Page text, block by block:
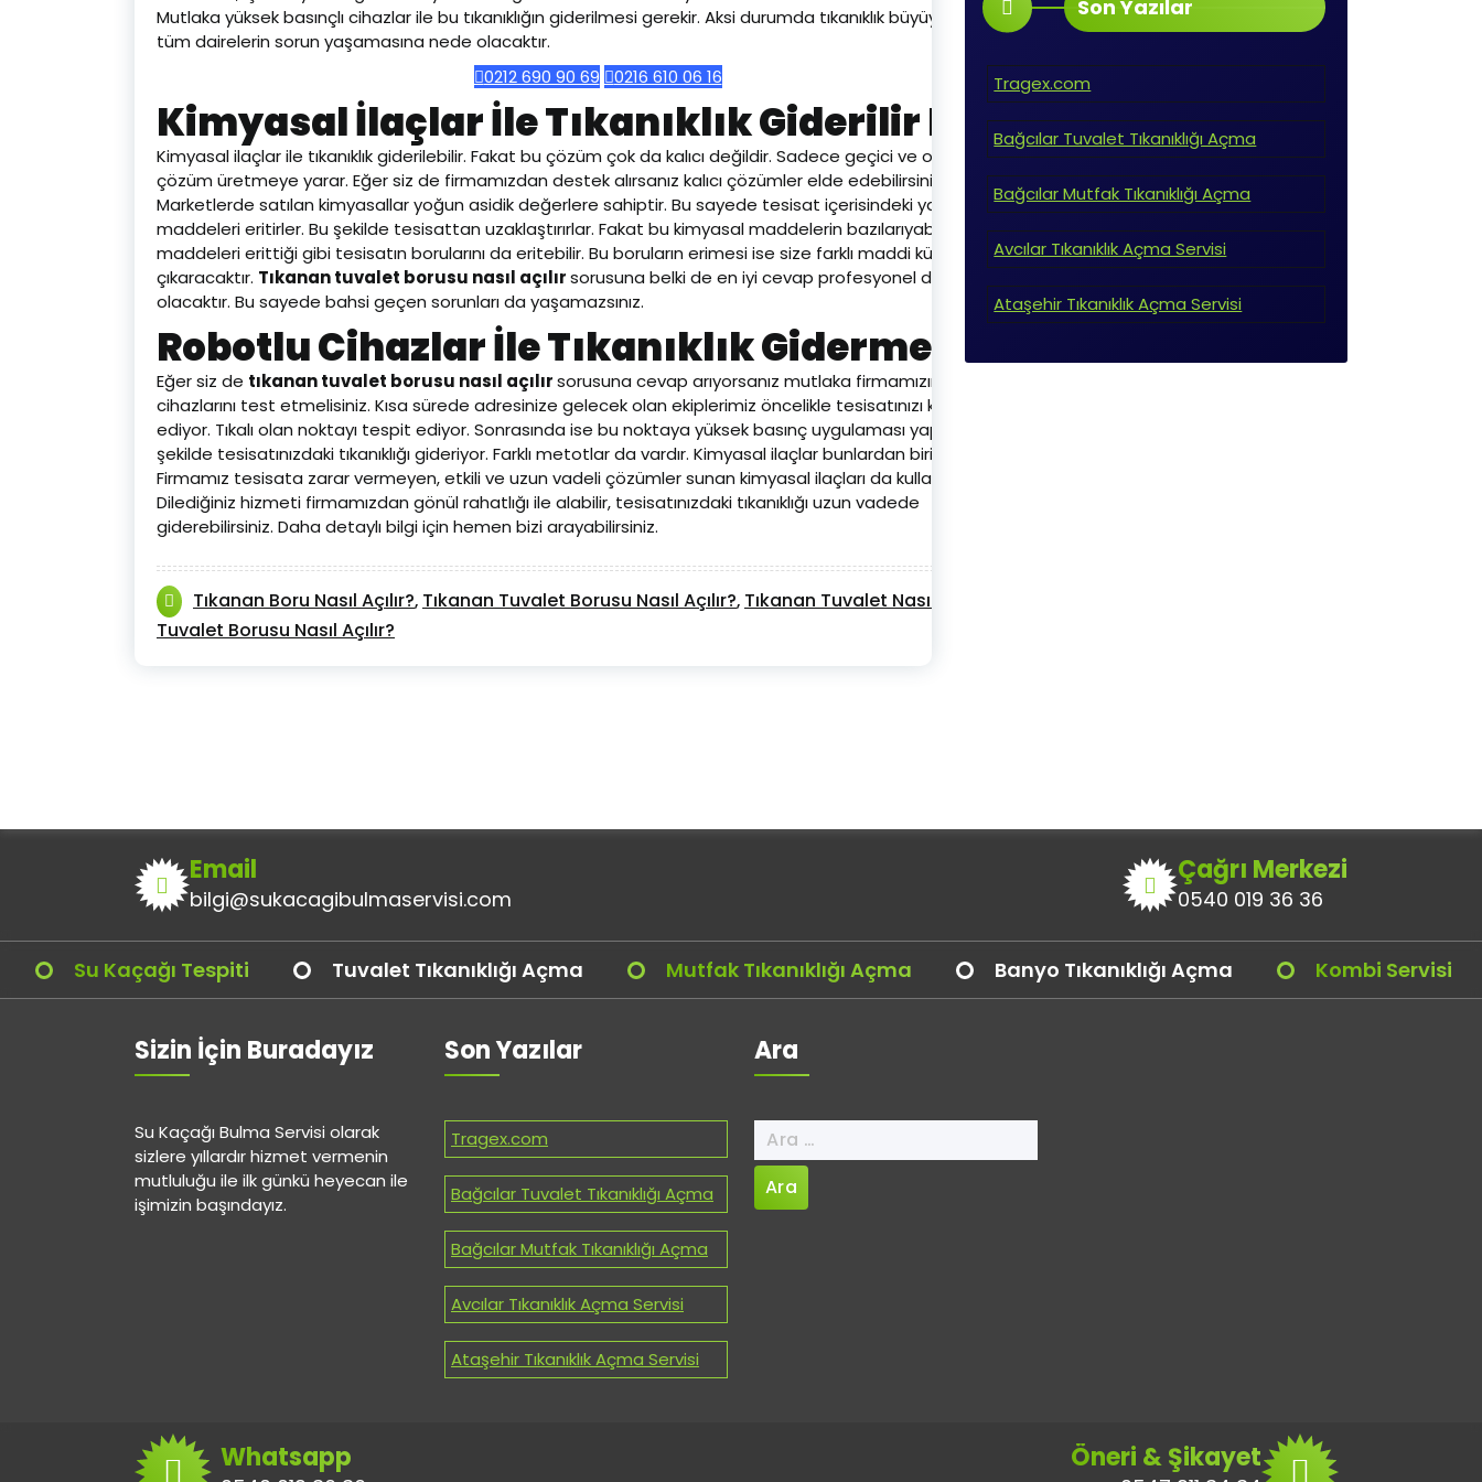
Mutlaka yüksek basınçlı cihazlar ile bu tıkanıklığın giderilmesi gerekir. Aksi durumda tıkanıklık büyüyecek ve
tüm dairelerin sorun yaşamasına nede olacaktır.
0212 690 90 69
0216 610 06 16
Kimyasal İlaçlar İle Tıkanıklık Giderilir Mi?
Kimyasal ilaçlar ile tıkanıklık giderilebilir. Fakat bu çözüm çok da kalıcı değildir. Sadece geçici ve o an için bir
çözüm üretmeye yarar. Eğer siz de firmamızdan destek alırsanız kalıcı çözümler elde edebilirsiniz.
Marketlerde satılan kimyasallar yoğun asidik değerlere sahiptir. Bu sayede tesisat içerisindeki yabancı
maddeleri eritirler. Bu şekilde tesisattan uzaklaştırırlar. Fakat bu kimyasal maddelerin bazılarıyabancı
maddeleri erittiği gibi tesisatın borularını da eritebilir. Bu boruların erimesi ise size farklı maddi külfetler
çıkaracaktır. Tıkanan tuvalet borusu nasıl açılırsorusuna belki de en iyi cevap profesyonel destek almak
olacaktır. Bu sayede bahsi geçen sorunları da yaşamazsınız.
Robotlu Cihazlar İle Tıkanıklık Giderme
Eğer siz de tıkanan tuvalet borusu nasıl açılırsorusuna cevap arıyorsanız mutlaka firmamızın robotlu
cihazlarını test etmelisiniz. Kısa sürede adresinize gelecek olan ekiplerimiz öncelikle tesisatınızı kontrol
ediyor. Tıkalı olan noktayı tespit ediyor. Sonrasında ise bu noktaya yüksek basınç uygulaması yapıyor. Bu
şekilde tesisatınızdaki tıkanıklığı gideriyor. Farklı metotlar da vardır. Kimyasal ilaçlar bunlardan birisidir.
Firmamız tesisata zarar vermeyen, etkili ve uzun vadeli çözümler sunan kimyasal ilaçları da kullanmaktadır.
Dilediğiniz hizmeti firmamızdan gönül rahatlığı ile alabilir, tesisatınızdaki tıkanıklığı uzun vadede
giderebilirsiniz. Daha detaylı bilgi için hemen bizi arayabilirsiniz.
Tıkanan Boru Nasıl Açılır?, Tıkanan Tuvalet Borusu Nasıl Açılır?, Tıkanan Tuvalet Nasıl Açılır?
Tuvalet Borusu Nasıl Açılır?
Son Yazılar
Tragex.com
Bağcılar Tuvalet Tıkanıklığı Açma
Bağcılar Mutfak Tıkanıklığı Açma
Avcılar Tıkanıklık Açma Servisi
Ataşehir Tıkanıklık Açma Servisi
Email
bilgi@sukacagibulmaservisi.com
Çağrı Merkezi
0540 019 36 36
Su Kaçağı Tespiti Tuvalet Tıkanıklığı Açma Mutfak Tıkanıklığı Açma Banyo Tıkanıklığı Açma Kombi Servisi
Sizin İçin Buradayız
Su Kaçağı Bulma Servisi olarak
sizlere yıllardır hizmet vermenin
mutluluğu ile ilk günkü heyecan ile
işimizin başındayız.
Son Yazılar
Tragex.com
Bağcılar Tuvalet Tıkanıklığı Açma
Bağcılar Mutfak Tıkanıklığı Açma
Avcılar Tıkanıklık Açma Servisi
Ataşehir Tıkanıklık Açma Servisi
Ara
Arama:
Whatsapp Öneri & Şikayet